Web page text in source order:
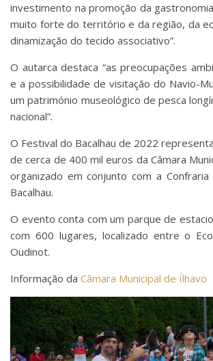
investimento na promoção da
muito forte do território e da região, da
dinamização do tecido associativo”.
O autarca destaca “as preocupações
e a possibilidade de visitação do Navio-
um património museológico de pesca
nacional”.
O Festival do Bacalhau de 2022
de cerca de 400 mil euros da Câmara
organizado em conjunto com a Confraria
Bacalhau.
O evento conta com um parque de
com 600 lugares, localizado entre o
Oudinot.
Informação da Câmara Municipal de Ílhavo